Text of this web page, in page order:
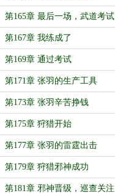
第165章 最后一场，武道考试
第167章 我练成了
第169章 通过考试
第171章 张羽的生产工具
第173章 张羽辛苦挣钱
第175章 狩猎开始
第177章 张羽的雷霆出击
第179章 狩猎邪神成功
第181章 邪神晋级，巡查关注